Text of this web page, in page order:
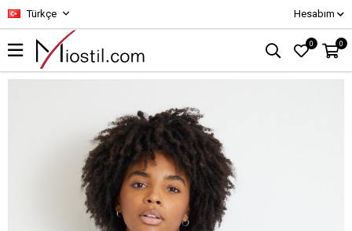
Türkçe Hesabım
0 0